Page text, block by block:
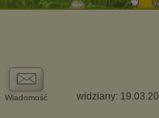
Wiadomość widziany: